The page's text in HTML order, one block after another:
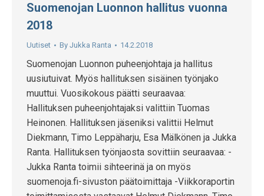
Suomenojan Luonnon hallitus vuonna
2018
Uutiset By Jukka Ranta 14.2.2018
Suomenojan Luonnon puheenjohtaja ja hallitus
uusiutuivat. Myös hallituksen sisäinen työnjako
muuttui. Vuosikokous päätti seuraavaa:
Hallituksen puheenjohtajaksi valittiin Tuomas
Heinonen. Hallituksen jäseniksi valittii Helmut
Diekmann, Timo Leppäharju, Esa Mälkönen ja Jukka
Ranta. Hallituksen työnjaosta sovittiin seuraavaa: -
Jukka Ranta toimii sihteerinä ja on myös
suomenoja.fi-sivuston päätoimittaja -Viikkoraportin